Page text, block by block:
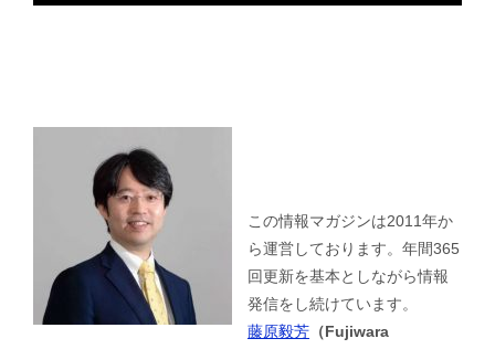
この情報マガジンは2011年か
ら運営しております。年間365
回更新を基本としながら情報
発信をし続けています。
藤原毅芳 （Fujiwara